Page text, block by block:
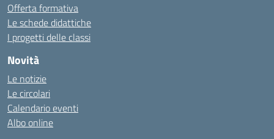
Offerta formativa
Le schede didattiche
I progetti delle classi
Novità
Le notizie
Le circolari
Calendario eventi
Albo online